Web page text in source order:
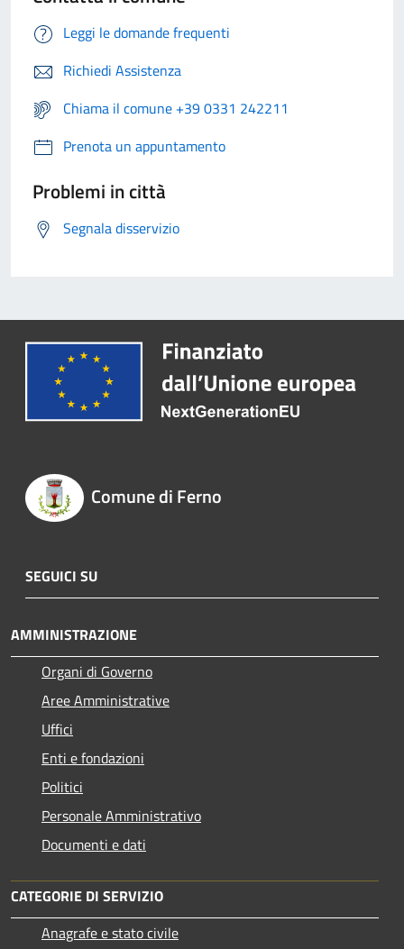
Leggi le domande frequenti
Richiedi Assistenza
Chiama il comune +39 0331 242211
Prenota un appuntamento
Problemi in città
Segnala disservizio
Comune di Ferno
SEGUICI SU
AMMINISTRAZIONE
Organi di Governo
Aree Amministrative
Uffici
Enti e fondazioni
Politici
Personale Amministrativo
Documenti e dati
CATEGORIE DI SERVIZIO
Anagrafe e stato civile